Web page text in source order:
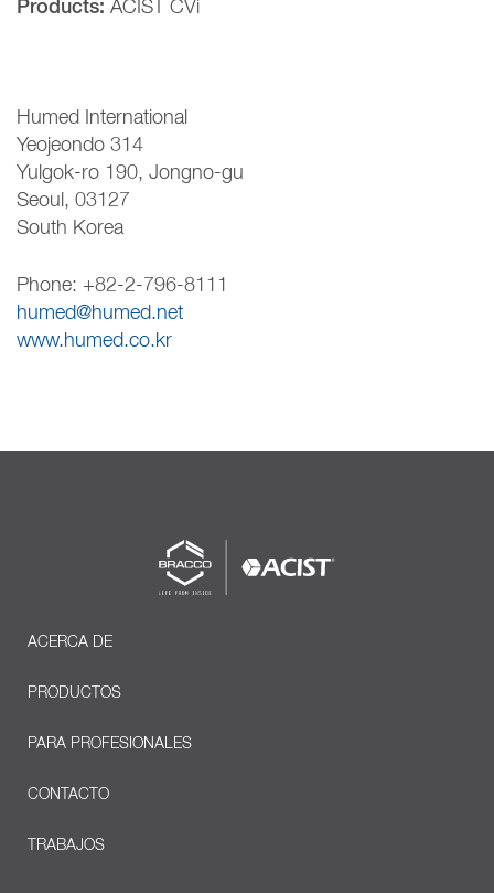
Products: ACIST CVi
Humed International
Yeojeondo 314
Yulgok-ro 190, Jongno-gu
Seoul, 03127
South Korea
Phone: +82-2-796-8111
humed@humed.net
www.humed.co.kr
ACERCA DE
PRODUCTOS
PARA PROFESIONALES
CONTACTO
TRABAJOS